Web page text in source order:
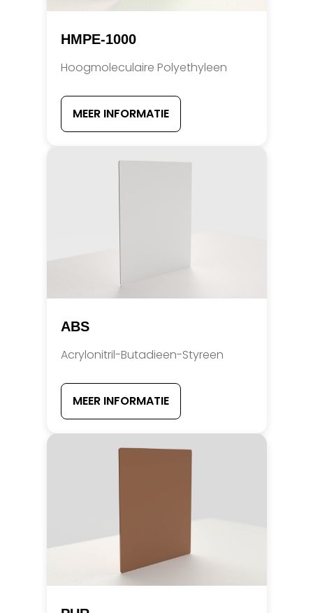
HMPE-1000
Hoogmoleculaire Polyethyleen
MEER INFORMATIE
ABS
Acrylonitril-Butadieen-Styreen
MEER INFORMATIE